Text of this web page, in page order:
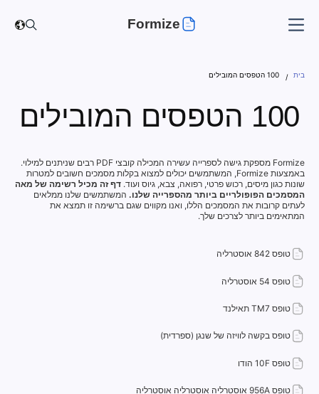
Formize
בית 100 הטפסים המובילים
100 הטפסים המובילים
Formize מספקת גישה לספרייה עשירה המכילה קובצי PDF רבים שניתנים למילוי.
באמצעות Formize, המשתמשים יכולים למצוא בקלות מסמכים חשובים למטרות
שונות כגון מיסים, רכוש פרטי, רפואה, צבא, גיוס ועוד. דף זה מכיל רשימה של מאה
המסמכים הפופולריים ביותר מהספרייה שלנו. המשתמשים שלנו ממלאים
לעתים קרובות את המסמכים הללו, ואנו מקווים שגם ברשימה זו תמצא את
המתאימים ביותר לצרכים שלך.
טופס 842 אוסטרליה
טופס 54 אוסטרליה
טופס TM7 תאילנד
טופס בקשה לוויזה של שנגן (ספרדית)
טופס 10F הודו
טופס 956A אוסטרליה אוסטרליה אוסטרליה